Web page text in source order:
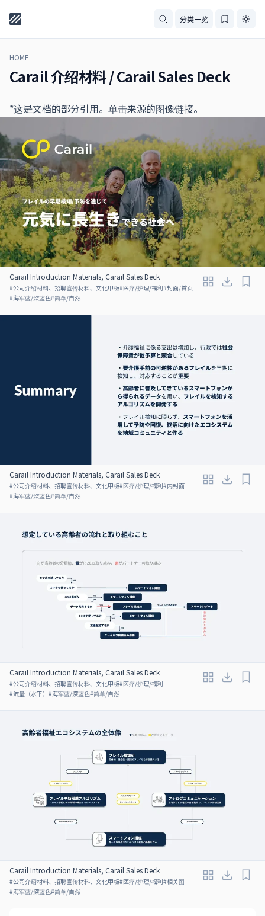
分类一览
HOME
Carail 介绍材料 / Carail Sales Deck
*这是文档的部分引用。单击来源的图像链接。
Carail Introduction Materials, Carail Sales Deck
#公司介绍材料、招聘宣传材料、文化甲板#医疗/护理/福利#封面/首页
#海军蓝/深蓝色#简单/自然
Carail Introduction Materials, Carail Sales Deck
#公司介绍材料、招聘宣传材料、文化甲板#医疗/护理/福利#内封面
#海军蓝/深蓝色#简单/自然
Carail Introduction Materials, Carail Sales Deck
#公司介绍材料、招聘宣传材料、文化甲板#医疗/护理/福利
#流量（水平） #海军蓝/深蓝色#简单/自然
Carail Introduction Materials, Carail Sales Deck
#公司介绍材料、招聘宣传材料、文化甲板#医疗/护理/福利#相关图
#海军蓝/深蓝色#简单/自然